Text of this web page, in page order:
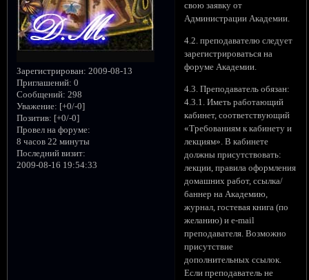
Зарегистрирован: 2009-08-13
Приглашений: 0
Сообщений: 298
Уважение: [+0/-0]
Позитив: [+0/-0]
Провел на форуме:
8 часов 22 минуты
Последний визит:
2009-08-16 19:54:33
свою заявку от
Администрации Академии.
4.2. преподавателю следует
зарегистрироваться на
форуме Академии.
4.3. Преподаватель обязан:
4.3.1. Иметь работающий
кабинет, соответствующий
«Требованиям к кабинету и
лекциям». В кабинете
должны присутствовать:
лекции, правила оформления
домашних работ, ссылка/
баннер на Академию,
журнал, гостевая книга (по
желанию) и e-mail
преподавателя. Возможно
присутствие
дополнительных ссылок.
Если преподаватель не